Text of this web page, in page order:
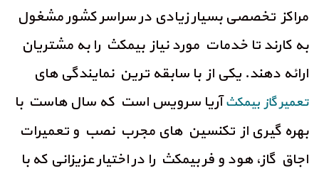
مراکز تخصصی بسیار زیادی در سراسر کشور مشغول
به کارند تا خدمات مورد نیاز بیمکث را به مشتریان
ارائه دهند. یکی از با سابقه ترین نمایندگی های
تعمیر گاز بیمکثآریا سرویس است که سال هاست با
بهره گیری از تکنسین های مجرب نصب و تعمیرات
اجاق گاز، هود و فر بیمکث را در اختیار عزیزانی که با